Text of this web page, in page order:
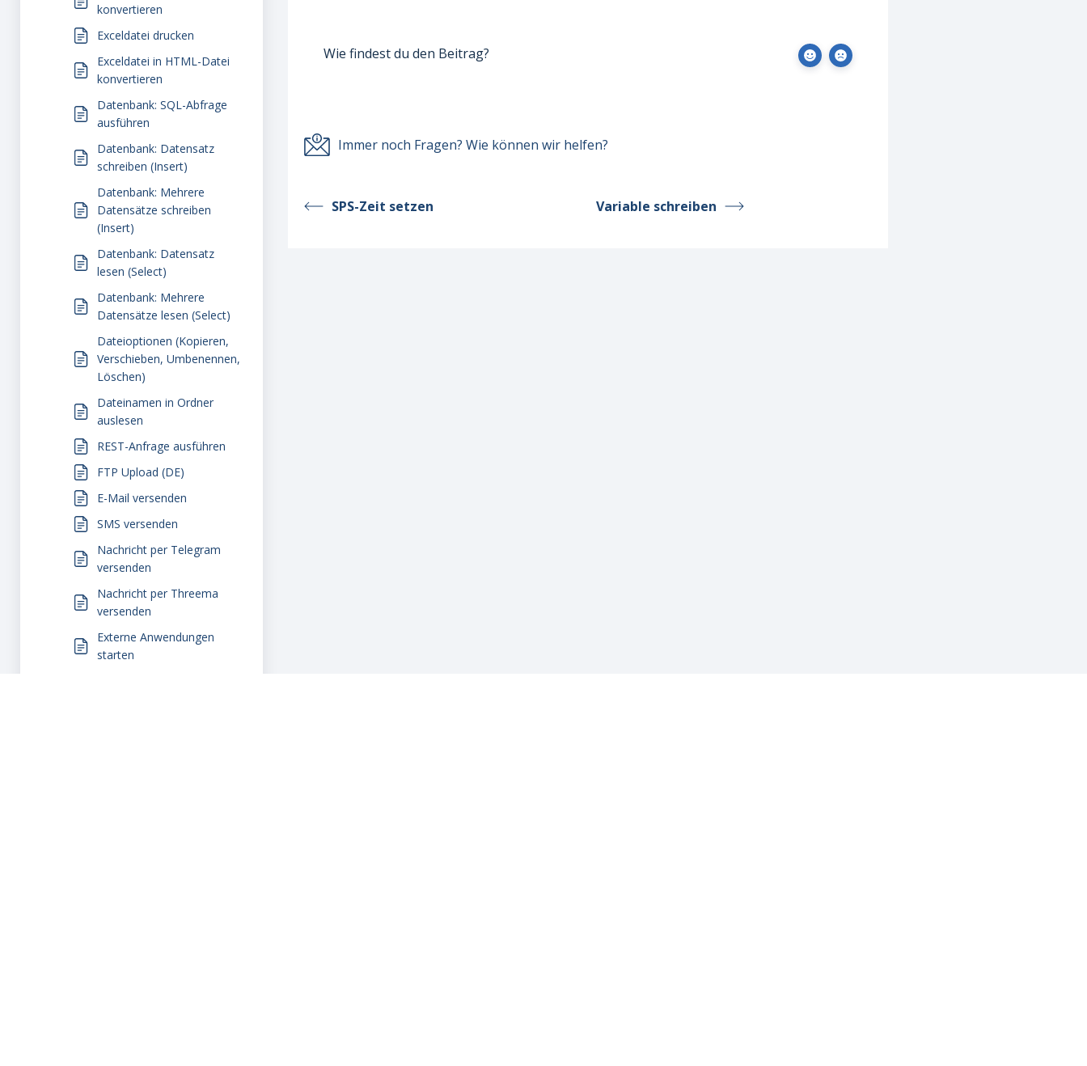
konvertieren
Exceldatei drucken
Exceldatei in HTML-Datei
konvertieren
Datenbank: SQL-Abfrage
ausführen
Datenbank: Datensatz
schreiben (Insert)
Datenbank: Mehrere
Datensätze schreiben
(Insert)
Datenbank: Datensatz
lesen (Select)
Datenbank: Mehrere
Datensätze lesen (Select)
Dateioptionen (Kopieren,
Verschieben, Umbenennen,
Löschen)
Dateinamen in Ordner
auslesen
REST-Anfrage ausführen
FTP Upload (DE)
E-Mail versenden
SMS versenden
Nachricht per Telegram
versenden
Nachricht per Threema
versenden
Externe Anwendungen
starten
Wie findest du den Beitrag?
Immer noch Fragen? Wie können wir helfen?
SPS-Zeit setzen Variable schreiben